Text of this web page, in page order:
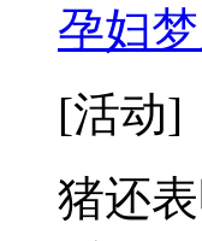
孕妇
[活动]
猪还